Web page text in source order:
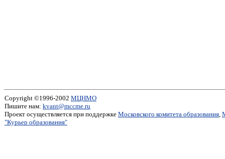
Copyright ©1996-2002 МЦНМО
Пишите нам: kvant@mccme.ru
Проект осуществляется при поддержке Московского комитета образования,
"Курьер образования"